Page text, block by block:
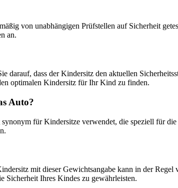
von unabhängigen Prüfstellen auf Sicherheit
an.
dass der Kindersitz den aktuellen
optimalen Kindersitz für Ihr Kind zu finden.
Auto?
für Kindersitze verwendet, die speziell für
mit dieser Gewichtsangabe kann in der
Sicherheit Ihres Kindes zu gewährleisten.